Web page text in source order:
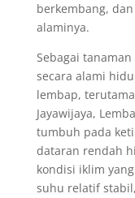
berkembang,
alaminya.
Sebagai
secara alami
lembap,
Jayawijaya,
tumbuh pada
dataran rendah
kondisi iklim
suhu relatif